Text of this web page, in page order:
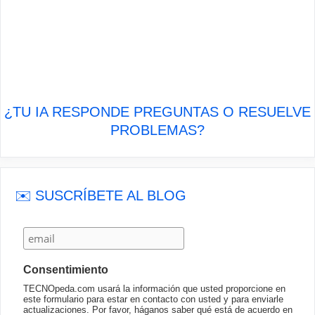
¿TU IA RESPONDE PREGUNTAS O RESUELVE
PROBLEMAS?
✉️ SUSCRÍBETE AL BLOG
Consentimiento
TECNOpeda.com usará la información que usted proporcione en
este formulario para estar en contacto con usted y para enviarle
actualizaciones. Por favor, háganos saber qué está de acuerdo en